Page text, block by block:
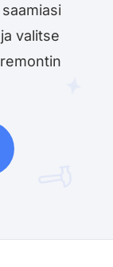
valitse